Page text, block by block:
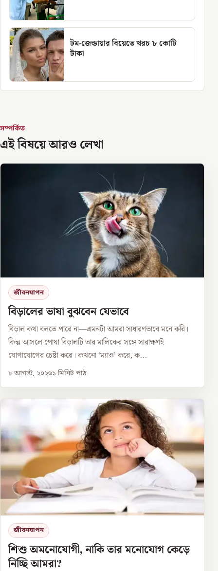
টম-জেন্ডায়ার বিয়েতে খরচ ৮ কোটি
টাকা
সম্পর্কিত
এই বিষয়ে আরও লেখা
জীবনযাপন
বিড়ালের ভাষা বুঝবেন যেভাবে
বিড়াল কথা বলতে পারে না—এমনটা আমরা সাধারণভাবে মনে করি।
কিন্তু আসলে পোষা বিড়ালটি তার মালিকের সঙ্গে সারাক্ষণই
যোগাযোগের চেষ্টা করে। কখনো ‘ম্যাও’ করে, ক...
৮ আগস্ট, ২০২৬১ মিনিট পাঠ
জীবনযাপন
শিশু অমনোযোগী, নাকি তার মনোযোগ কেড়ে
নিচ্ছি আমরা?